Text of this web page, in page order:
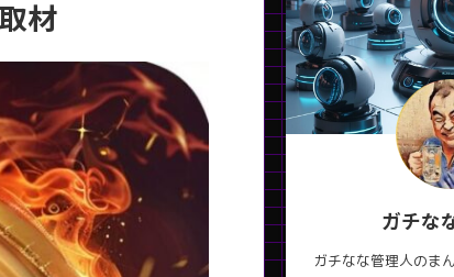
材
ガチな
ガチなな管理人のま